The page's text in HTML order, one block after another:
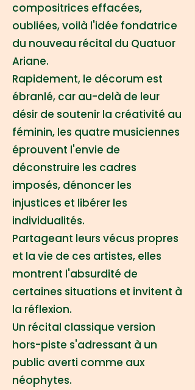
compositrices effacées,
oubliées, voilà l'idée fondatrice
du nouveau récital du Quatuor
Ariane.
Rapidement, le décorum est
ébranlé, car au-delà de leur
désir de soutenir la créativité au
féminin, les quatre musiciennes
éprouvent l'envie de
déconstruire les cadres
imposés, dénoncer les
injustices et libérer les
individualités.
Partageant leurs vécus propres
et la vie de ces artistes, elles
montrent l'absurdité de
certaines situations et invitent à
la réflexion.
Un récital classique version
hors-piste s'adressant à un
public averti comme aux
néophytes.